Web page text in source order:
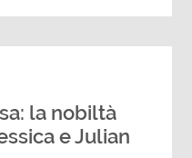
la nobiltà
e Julian